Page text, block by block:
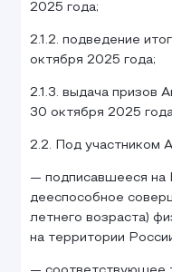
2025 года;
2.1.2. подведение
октября 2025 года;
2.1.3. выдача призов
30 октября 2025
2.2. Под участником
— подписавшееся на
дееспособное
летнего возраста)
на территории